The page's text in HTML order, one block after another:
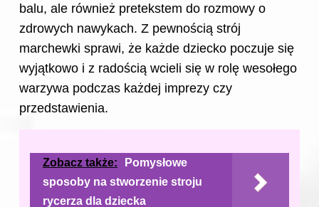
balu, ale również pretekstem do rozmowy o
zdrowych nawykach. Z pewnością strój
marchewki sprawi, że każde dziecko poczuje się
wyjątkowo i z radością wcieli się w rolę wesołego
warzywa podczas każdej imprezy czy
przedstawienia.
Zobacz także:
Pomysłowe
sposoby na stworzenie stroju
rycerza dla dziecka